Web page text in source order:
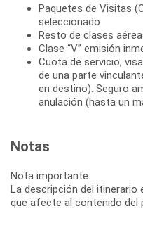
Paquetes de Visitas
seleccionado
Resto de clases
Clase “V” emisión
Cuota de servicio,
de una parte
en destino). Seguro
anulación (hasta un
Notas
Nota importante:
La descripción del itinerario
que afecte al contenido del